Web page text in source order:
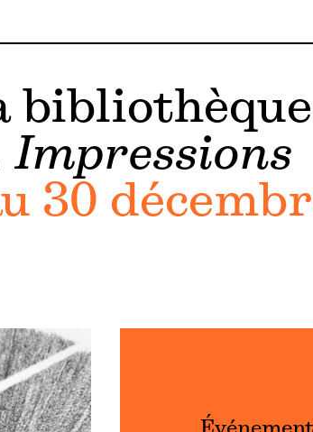
bibliothèque
30